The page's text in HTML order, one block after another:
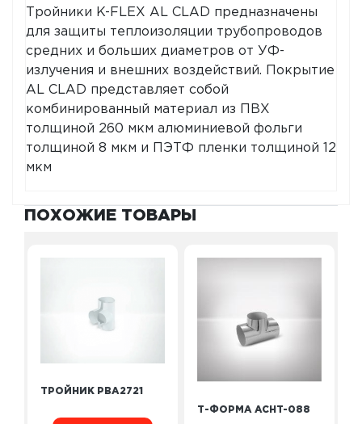
Тройники K-FLEX AL CLAD предназначены
для защиты теплоизоляции трубопроводов
средних и больших диаметров от УФ-
излучения и внешних воздействий. Покрытие
AL CLAD представляет собой
комбинированный материал из ПВХ
толщиной 260 мкм алюминиевой фольги
толщиной 8 мкм и ПЭТФ пленки толщиной 12
мкм
ПОХОЖИЕ ТОВАРЫ
ТРОЙНИК PBA2721
Т-ФОРМА ACHT-088